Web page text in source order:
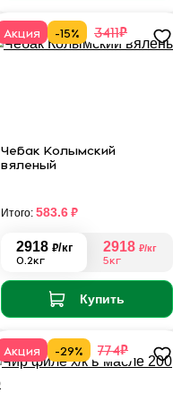
Акция -15% 3411₽
Чебак Колымский
вяленый
2918 ₽/кг
0.2кг
2918 ₽/кг
5кг
Купить
Итого: 583.6₽
Акция -29% 774₽